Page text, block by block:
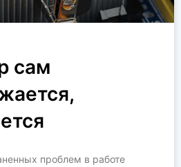
сам
проблем в работе